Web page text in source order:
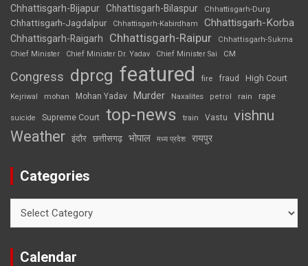
Chhattisgarh-Bijapur Chhattisgarh-Bilaspur Chhattisgarh-Durg
Chhattisgarh-Jagdalpur Chhattisgarh-Kabirdham Chhattisgarh-Korba
Chhattisgarh-Raigarh Chhattisgarh-Raipur
Chhattisgarh-Sukma
Chief Minister
Chief Minister Dr. Yadav Chief Minister Sai CM
Congress dprcg featured fire fraud High Court
Kejriwal mohan Mohan Yadav Murder Naxalites petrol rain rape
suicide Supreme Court top-news train Vastu vishnu
Weather इंदौर छत्तीसगढ़ भोपाल मध्य प्रदेश रायपुर
Categories
Calendar